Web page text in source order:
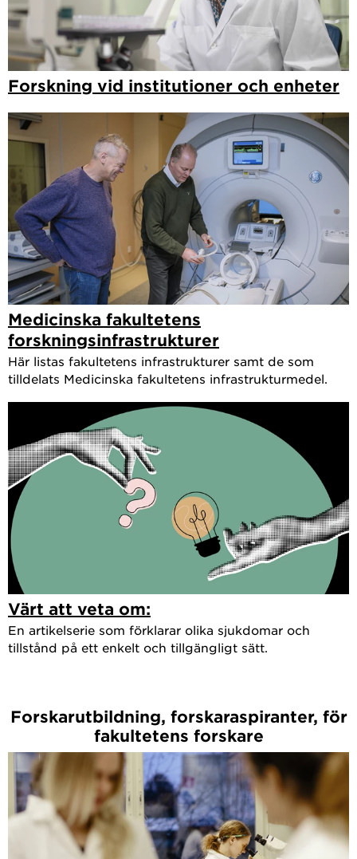
Forskning vid institutioner och enheter
Medicinska fakultetens
forskningsinfrastrukturer
Här listas fakultetens infrastrukturer samt de som
tilldelats Medicinska fakultetens infrastrukturmedel.
Värt att veta om:
En artikelserie som förklarar olika sjukdomar och
tillstånd på ett enkelt och tillgängligt sätt.
Forskarutbildning, forskaraspiranter, för
fakultetens forskare